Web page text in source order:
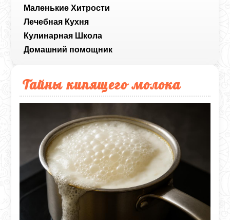
Маленькие Хитрости
Лечебная Кухня
Кулинарная Школа
Домашний помощник
Тайны кипящего молока